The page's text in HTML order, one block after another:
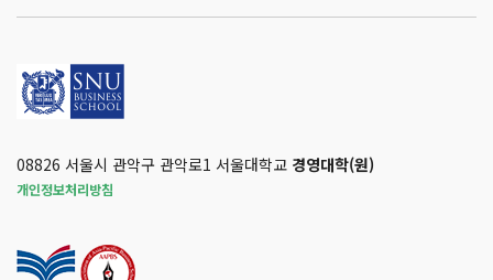
08826 서울시 관악구 관악로1 서울대학교 경영대학(원)
개인정보처리방침